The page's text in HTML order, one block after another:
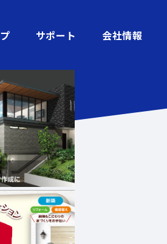
サポート 会社情報